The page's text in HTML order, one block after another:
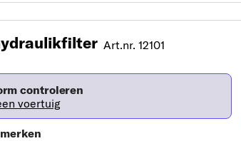
Art.nr. 12101
controleren
voertuig